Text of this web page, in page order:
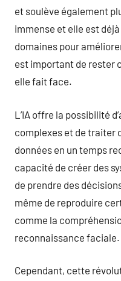
et soulève également
immense et elle est
domaines pour
est important de rester
elle fait face.
L’IA offre la possibilité
complexes et de traiter
données en un temps
capacité de créer des
de prendre des
même de reproduire
comme la
reconnaissance faciale.
Cependant, cette